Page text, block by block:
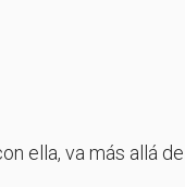
ella, va más allá